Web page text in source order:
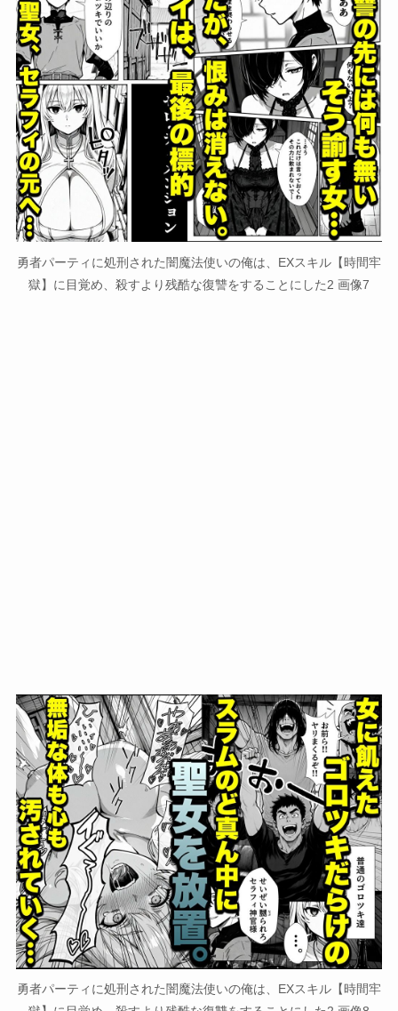
勇者パーティに処刑された闇魔法使いの俺は、EXスキル【時間牢
獄】に目覚め、殺すより残酷な復讐をすることにした2 画像7
勇者パーティに処刑された闇魔法使いの俺は、EXスキル【時間牢